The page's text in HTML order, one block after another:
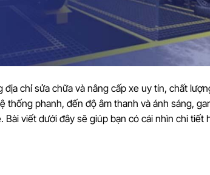
chỉ sửa chữa và nâng cấp xe uy tín, chất
thống phanh, đến độ âm thanh và ánh sáng,
Bài viết dưới đây sẽ giúp bạn có cái nhìn chi tiết